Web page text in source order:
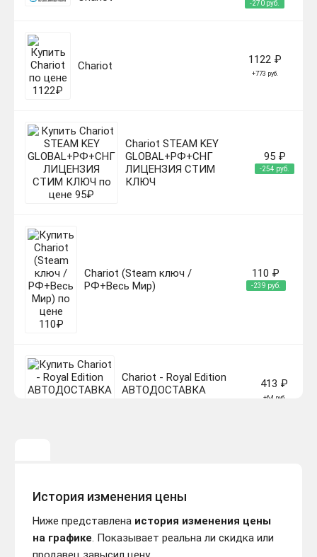
-270 руб.
Chariot 1122 ₽
+773 руб.
Chariot STEAM KEY
GLOBAL+РФ+СНГ
ЛИЦЕНЗИЯ СТИМ
КЛЮЧ
95 ₽
-254 руб.
Chariot (Steam ключ /
РФ+Весь Мир)
110 ₽
-239 руб.
Chariot - Royal Edition
АВТОДОСТАВКА
413 ₽
+64 руб.
Chariot (steam key)
История изменения цены
Ниже представлена история изменения цены
на графике. Показывает реальна ли скидка или